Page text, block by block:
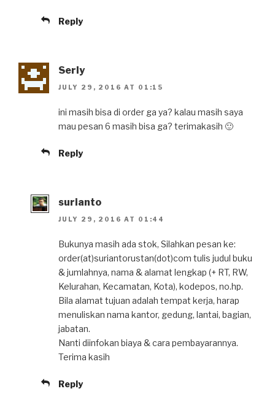
Reply
Serly
JULY 29, 2016 AT 01:15
ini masih bisa di order ga ya? kalau masih saya
mau pesan 6 masih bisa ga? terimakasih 🙂
Reply
surianto
JULY 29, 2016 AT 01:44
Bukunya masih ada stok, Silahkan pesan ke:
order(at)suriantorustan(dot)com tulis judul buku
& jumlahnya, nama & alamat lengkap (+ RT, RW,
Kelurahan, Kecamatan, Kota), kodepos, no.hp.
Bila alamat tujuan adalah tempat kerja, harap
menuliskan nama kantor, gedung, lantai, bagian,
jabatan.
Nanti diinfokan biaya & cara pembayarannya.
Terima kasih
Reply